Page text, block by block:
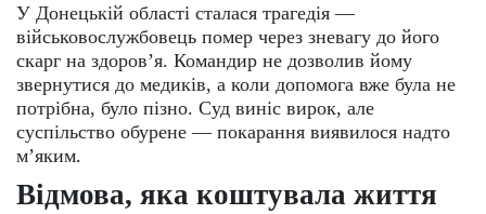
У Донецькій області сталася трагедія —
військовослужбовець помер через зневагу до його
скарг на здоров’я. Командир не дозволив йому
звернутися до медиків, а коли допомога вже була не
потрібна, було пізно. Суд виніс вирок, але
суспільство обурене — покарання виявилося надто
м’яким.
Відмова, яка коштувала життя